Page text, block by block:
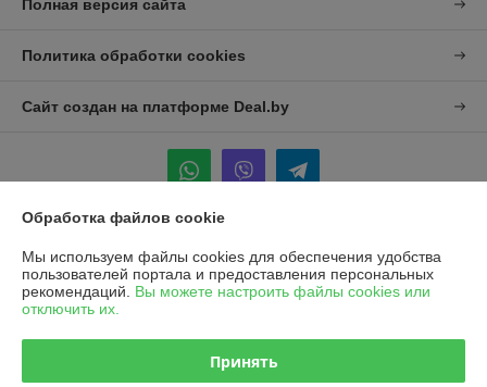
Полная версия сайта
Политика обработки cookies
Сайт создан на платформе Deal.by
Информация для покупателя
Юридическое лицо:УП "Агро-Дон-Снаб"
220086 г. Минск, ул. Славинского 8А, к.5
Регистрационный номер ЕГР: 190437992
Обработка файлов cookie
Мы используем файлы cookies для обеспечения удобства
пользователей портала и предоставления персональных
рекомендаций. Вы можете настроить файлы cookies или
отключить их.
Принять